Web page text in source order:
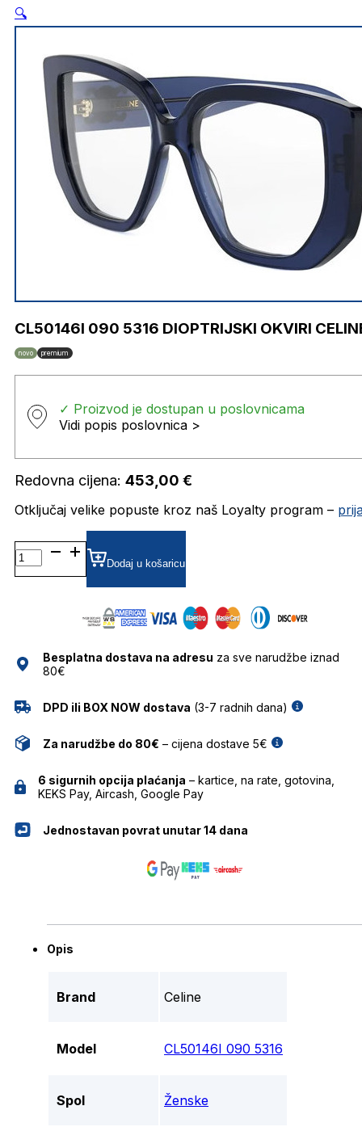
🔍
CL50146I 090 5316 DIOPTRIJSKI OKVIRI
novo premium
✓ Proizvod je dostupan u poslovnicama
Vidi popis poslovnica >
Redovna cijena: 453,00 €
Otključaj velike popuste kroz naš Loyalty program –
CL50146I
090
5316
Dodaj u košaricu
Besplatna dostava na adresu za sve narudžbe iznad
80€
DPD ili BOX NOW dostava (3-7 radnih dana)
Za narudžbe do 80€ – cijena dostave 5€
6 sigurnih opcija plaćanja – kartice, na rate, gotovina,
KEKS Pay, Aircash, Google Pay
Jednostavan povrat unutar 14 dana
Opis
Brand Celine
Model CL50146I 090 5316
Spol Ženske